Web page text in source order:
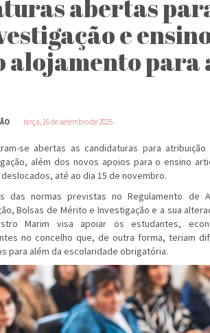
abertas
e
alojamento para
terça, 16 de setembro de 2025
se abertas as candidaturas para
além dos novos apoios para o ensino
deslocados, até ao dia 15 de novembro.
das normas previstas no Regulamento de
Bolsas de Mérito e Investigação e a sua
Marim visa apoiar os estudantes,
no concelho que, de outra forma, teriam
para além da escolaridade obrigatória.